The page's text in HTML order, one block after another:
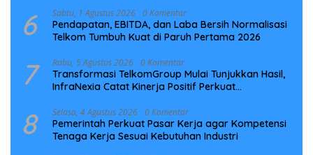
6 Sabtu, 1 Agustus 2026 0 Komentar
Pendapatan, EBITDA, dan Laba Bersih Normalisasi
Telkom Tumbuh Kuat di Paruh Pertama 2026
7 Rabu, 5 Agustus 2026 0 Komentar
Transformasi TelkomGroup Mulai Tunjukkan Hasil,
InfraNexia Catat Kinerja Positif Perkuat
8 Selasa, 4 Agustus 2026 0 Komentar
Pemerintah Perkuat Pasar Kerja agar Kompetensi
Tenaga Kerja Sesuai Kebutuhan Industri